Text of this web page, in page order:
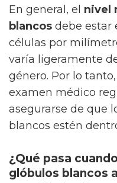
En general, el nivel
blancos debe estar
células por
varía ligeramente
género. Por lo
examen médico
asegurarse de que
blancos estén
¿Qué pasa
glóbulos blancos